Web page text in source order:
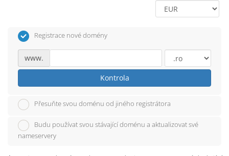
Registrace nové domény
www.
Kontrola
Přesuňte svou doménu od jiného registrátora
Budu používat svou stávající doménu a aktualizovat své
nameservery